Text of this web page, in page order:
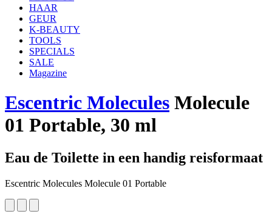
HAAR
GEUR
K-BEAUTY
TOOLS
SPECIALS
SALE
Magazine
Escentric Molecules Molecule
01 Portable, 30 ml
Eau de Toilette in een handig reisformaat
Escentric Molecules Molecule 01 Portable